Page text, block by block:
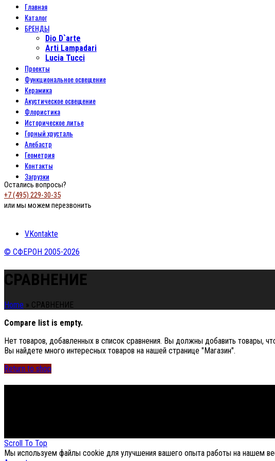
Главная
Каталог
БРЕНДЫ
Dio D`arte
Arti Lampadari
Lucia Tucci
Проекты
Функциональное освещение
Керамика
Акустическое освещение
Флористика
Историческое литье
Горный хрусталь
Алебастр
Геометрия
Контакты
Загрузки
Остались вопросы?
+7 (495) 229-30-35
или мы можем перезвонить
VKontakte
© СФЕРОН 2005-2026
СРАВНЕНИЕ
Home » СРАВНЕНИЕ
Compare list is empty.
Нет товаров, добавленных в список сравнения. Вы должны добавить товары,
Вы найдете много интересных товаров на нашей странице "Магазин".
Return to shop
Scroll To Top
Мы используем файлы cookie для улучшения вашего опыта работы на нашем